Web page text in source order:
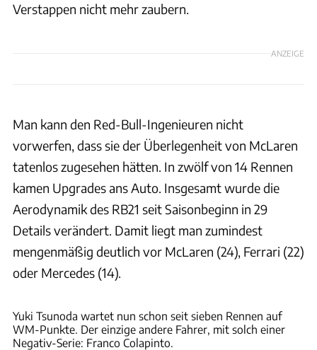
Verstappen nicht mehr zaubern.
ANZEIGE
Man kann den Red-Bull-Ingenieuren nicht
vorwerfen, dass sie der Überlegenheit von McLaren
tatenlos zugesehen hätten. In zwölf von 14 Rennen
kamen Upgrades ans Auto. Insgesamt wurde die
Aerodynamik des RB21 seit Saisonbeginn in 29
Details verändert. Damit liegt man zumindest
mengenmäßig deutlich vor McLaren (24), Ferrari (22)
oder Mercedes (14).
Yuki Tsunoda wartet nun schon seit sieben Rennen auf
WM-Punkte. Der einzige andere Fahrer, mit solch einer
Negativ-Serie: Franco Colapinto.